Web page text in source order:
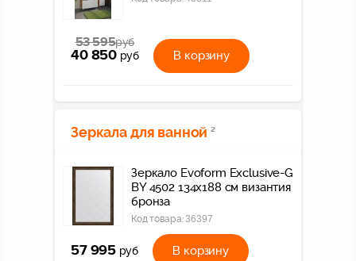
53 595руб
40 850 руб В корзину
Зеркала для ванной 2
Зеркало Evoform Exclusive-G
BY 4502 134x188 см византия
бронза
Код товара:36397
57 995 руб В корзину